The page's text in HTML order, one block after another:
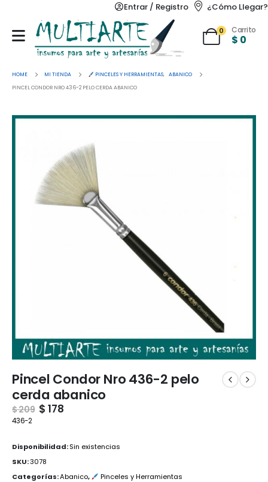
Entrar / Registro ¿Cómo Llegar?
0 Carrito
$ 0
HOME MI TIENDA PINCELES Y HERRAMIENTAS, ABANICO
PINCEL CONDOR NRO 436-2 PELO CERDA ABANICO
Pincel Condor Nro 436-2 pelo
cerda abanico
$209 $ 178
436-2
Disponibilidad:Sin existencias
SKU:3078
Categorías:Abanico, Pinceles y Herramientas